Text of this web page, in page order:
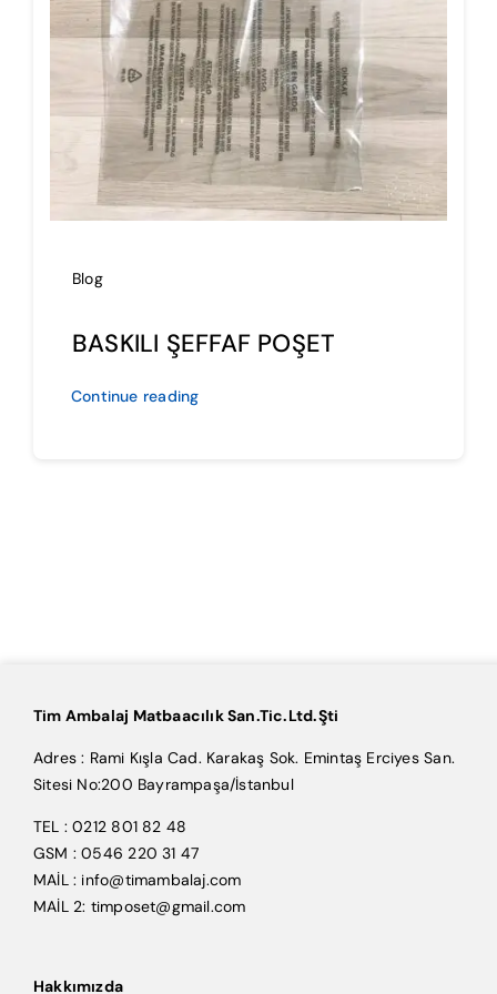
İmalat
Blog
BASKILI ŞEFFAF POŞET
Continue reading
Tim Ambalaj Matbaacılık San.Tic.Ltd.Şti
Adres : Rami Kışla Cad. Karakaş Sok. Emintaş Erciyes San.
Sitesi No:200 Bayrampaşa/İstanbul
TEL : 0212 801 82 48
GSM : 0546 220 31 47
MAİL : info@timambalaj.com
MAİL 2: timposet@gmail.com
Hakkımızda